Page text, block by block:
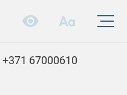
+371 67000610